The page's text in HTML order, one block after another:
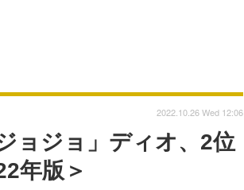
ョジョ」ディオ、2位
年版＞
2022.10.26 Wed 12:06